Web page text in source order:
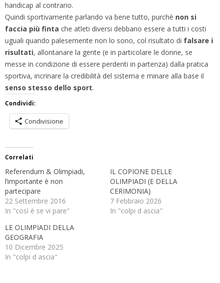
handicap al contrario.
Quindi sportivamente parlando va bene tutto, purchè non si
faccia più finta che atleti diversi debbano essere a tutti i costi
uguali quando palesemente non lo sono, col risultato di falsare i
risultati, allontanare la gente (e in particolare le donne, se
messe in condizione di essere perdenti in partenza) dalla pratica
sportiva, incrinare la credibilità del sistema e minare alla base il
senso stesso dello sport.
Condividi:
Condivisione
Correlati
Referendum & Olimpiadi,
l’importante è non
partecipare
22 Settembre 2016
In "così è se vi pare"
IL COPIONE DELLE
OLIMPIADI (E DELLA
CERIMONIA)
7 Febbraio 2026
In "colpi d ascia"
LE OLIMPIADI DELLA
GEOGRAFIA
10 Dicembre 2025
In "colpi d ascia"